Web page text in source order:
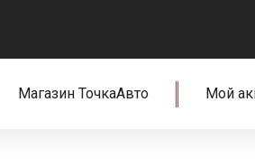
Магазин ТочкаАвто Мой